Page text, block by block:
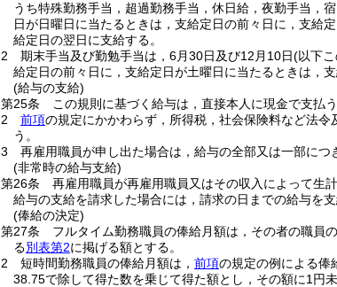
うち特殊勤務手当，超過勤務手当，休日給，夜勤手当，
日が日曜日に当たるときは，支給定日の前々日に，支給
給定日の翌日に支給する。
2
期末手当及び勤勉手当は，6月30日及び12月10日(以下
給定日の前々日に，支給定日が土曜日に当たるときは，支
(給与の支給)
第25条
この規則に基づく給与は，直接本人に現金で支払う
2
前項の規定にかかわらず，所得税，社会保険料など法
う。
3
再雇用職員が申し出た場合は，給与の全部又は一部に
(非常時の給与支給)
第26条
再雇用職員が再雇用職員又はその収入によって生
給与の支給を請求した場合には，請求の日までの給与を支
(俸給の決定)
第27条
フルタイム勤務職員の俸給月額は，その者の職員
る別表第2に掲げる額とする。
2
短時間勤務職員の俸給月額は， 前項の規定の例による俸
38.75で除して得た数を乗じて得た額とし，その額に1円